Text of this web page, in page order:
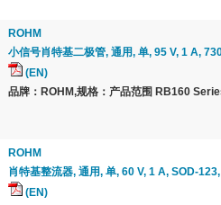
ROHM
小信号肖特基二极管, 通用, 单, 95 V, 1 A,
(EN)
品牌：ROHM,规格：产品范围 RB160
ROHM
肖特基整流器, 通用, 单, 60 V, 1 A, SOD-
(EN)